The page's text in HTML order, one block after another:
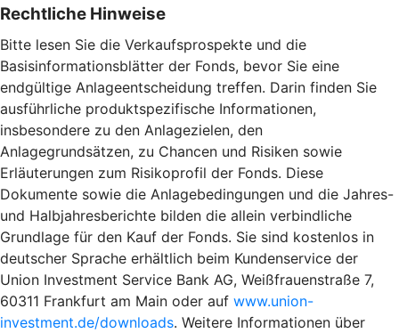
Rechtliche Hinweise
Bitte lesen Sie die Verkaufsprospekte und die
Basisinformationsblätter der Fonds, bevor Sie eine
endgültige Anlageentscheidung treffen. Darin finden Sie
ausführliche produktspezifische Informationen,
insbesondere zu den Anlagezielen, den
Anlagegrundsätzen, zu Chancen und Risiken sowie
Erläuterungen zum Risikoprofil der Fonds. Diese
Dokumente sowie die Anlagebedingungen und die Jahres-
und Halbjahresberichte bilden die allein verbindliche
Grundlage für den Kauf der Fonds. Sie sind kostenlos in
deutscher Sprache erhältlich beim Kundenservice der
Union Investment Service Bank AG, Weißfrauenstraße 7,
60311 Frankfurt am Main oder auf www.union-
investment.de/downloads. Weitere Informationen über